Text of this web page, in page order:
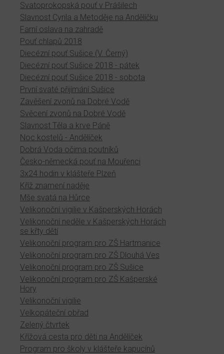
Svatoprokopská pouť v Prášilech
Slavnost Cyrila a Metoděje na Andělíčku
Farní oslava na zahradě
Pouť chlapů 2018
Diecézní pouť Sušice (V. Černý)
Diecézní pouť Sušice 2018 - pátek
Diecézní pouť Sušice 2018 - sobota
První svaté přijímání Sušice
Zavěšení zvonů na Dobré Vodě
Svěcení zvonů na Dobré Vodě
Slavnost Těla a krve Páně
Noc kostelů - Andělíček
Dobrá Voda očima poutníků
Česko-německá pouť na Mouřenci
3x24 hodin v klášteře Plzeň
Kříž znamení naděje
Mše svatá na Hůrce
Velikonoční vigilie v Kašperských Horách
Velikonoční neděle v Kašperských Horách
se křty dětí
Velikonoční program pro ZŠ Hartmanice
Velikonoční program pro ZŠ Dlouhá Ves
Velikonoční program pro ZŠ Sušice
Velikonoční program pro ZŠ Kašperské
Hory
Velikonoční vigilie
Velkopáteční obřad
Zelený čtvrtek
Křížová cesta pro děti na Andělíček
Program pro školy v klášteře kapucínů